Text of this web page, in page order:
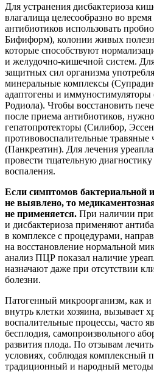
Для устранения дисбактериоза
влагалища целесообразно во
антибиотиков использовать
Бифиформ), колонии живых
которые способствуют
и желудочно-кишечной систем.
защитных сил организма
минеральные комплексы
адаптогены и иммуностимуляторы
Родиола). Чтобы восстановить
после приема антибиотиков,
гепатопротекторы (Силибор,
противовоспалительные
(Панкреатин). Для лечения
провести тщательную
воспаления.
Если симптомов бактериальной
не выявлено, то
не применяется. При наличии
и дисбактериоза применяют
в комплексе с процедурами,
на восстановление нормальной
анализ ПЦР показал наличие
назначают даже при отсутствии
болезни.
Патогенный микроорганизм, как и
внутрь клетки хозяина, вызывает
воспалительные процессы, часто
бесплодия, самопроизвольного
развития плода. По отзывам
условиях, соблюдая комплексный
традиционный и народный